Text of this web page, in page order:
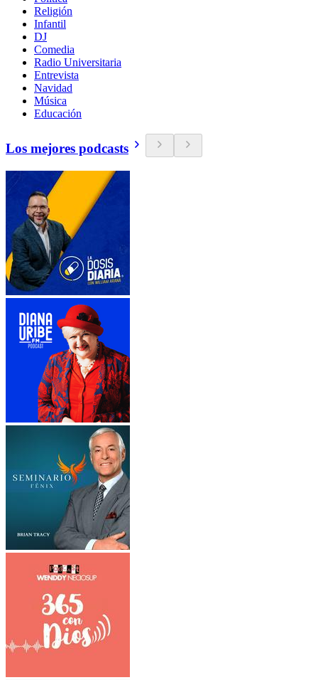
Religión
Infantil
DJ
Comedia
Radio Universitaria
Entrevista
Navidad
Música
Educación
Los mejores podcasts